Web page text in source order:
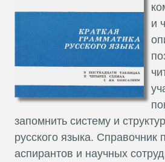
и
запомнить систему и
русского языка. Справочник
аспирантов и научных